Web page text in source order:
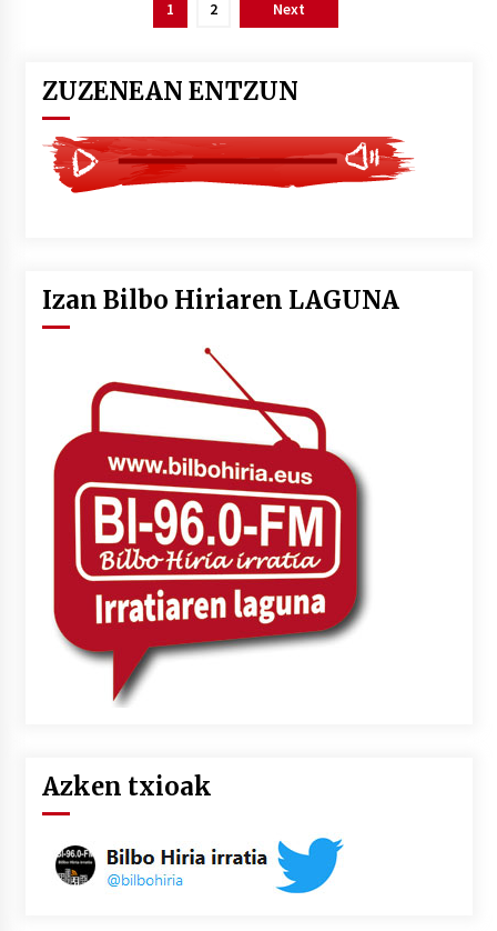
1 2 Next
ZUZENEAN ENTZUN
Izan Bilbo Hiriaren LAGUNA
Azken txioak